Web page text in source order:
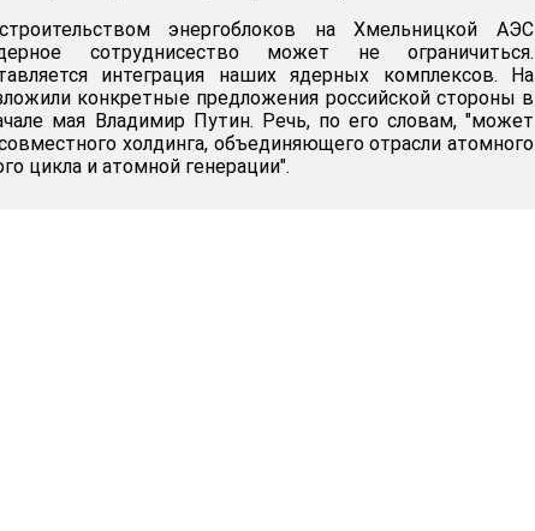
энергоблоков на Хмельницкой АЭС
сотруднисество может не ограничиться.
интеграция наших ядерных комплексов. На
конкретные предложения российской стороны в
мая Владимир Путин. Речь, по его словам, "может
холдинга, объединяющего отрасли атомного
цикла и атомной генерации".